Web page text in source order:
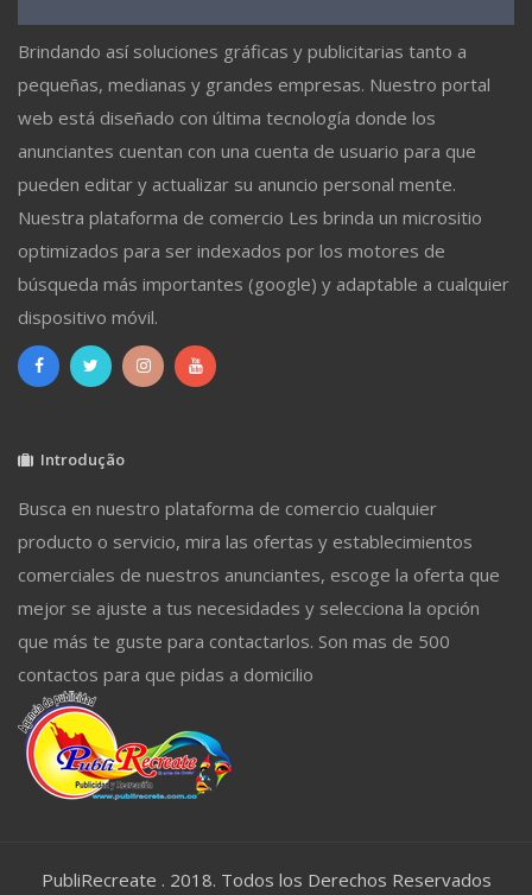
Brindando así soluciones gráficas y publicitarias tanto a
pequeñas, medianas y grandes empresas. Nuestro portal
web está diseñado con última tecnología donde los
anunciantes cuentan con una cuenta de usuario para que
pueden editar y actualizar su anuncio personal mente.
Nuestra plataforma de comercio Les brinda un micrositio
optimizados para ser indexados por los motores de
búsqueda más importantes (google) y adaptable a cualquier
dispositivo móvil.
Introdução
Busca en nuestro plataforma de comercio cualquier
producto o servicio, mira las ofertas y establecimientos
comerciales de nuestros anunciantes, escoge la oferta que
mejor se ajuste a tus necesidades y selecciona la opción
que más te guste para contactarlos. Son mas de 500
contactos para que pidas a domicilio
PubliRecreate . 2018. Todos los Derechos Reservados